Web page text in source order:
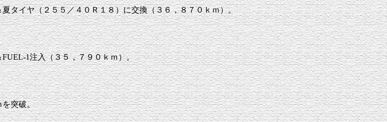
タイヤ（２５５／４０Ｒ１８）に交換（３６，８７０ｋｍ）。
1注入（３５，７９０ｋｍ）。
を突破。